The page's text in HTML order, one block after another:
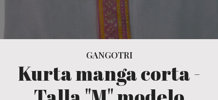
GANGOTRI
Kurta manga corta -